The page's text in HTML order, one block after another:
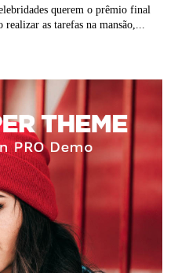
querem o prêmio final
as tarefas na mansão,...